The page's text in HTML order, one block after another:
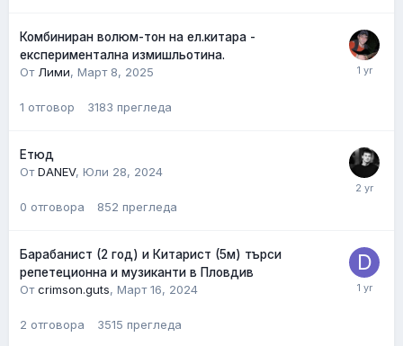
Комбиниран волюм-тон на ел.китара -
експериментална измишльотина.
От Лими, Март 8, 2025
1 отговор 3183 прегледа
Етюд
ОтDANEV, Юли 28, 2024
0 отговора 852 прегледа
Барабанист (2 год) и Китарист (5м) търси
репетеционна и музиканти в Пловдив
Отcrimson.guts, Март 16, 2024
2 отговора 3515 прегледа